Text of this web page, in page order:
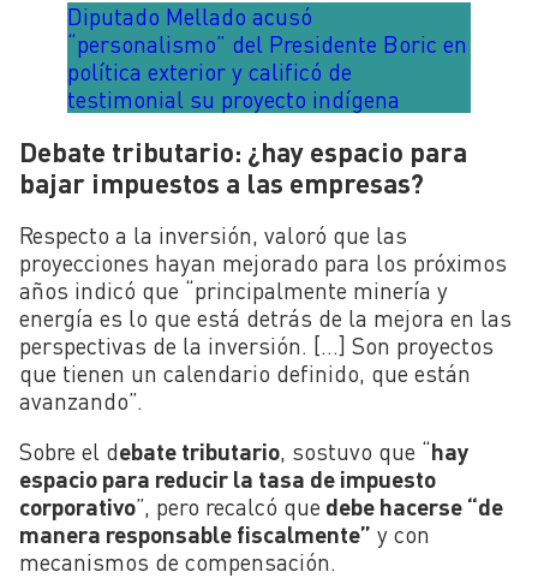
Diputado Mellado acusó
“personalismo” del Presidente Boric en
política exterior y calificó de
testimonial su proyecto indígena
Debate tributario: ¿hay espacio para
bajar impuestos a las empresas?
Respecto a la inversión, valoró que las
proyecciones hayan mejorado para los próximos
años indicó que “principalmente minería y
energía es lo que está detrás de la mejora en las
perspectivas de la inversión. […] Son proyectos
que tienen un calendario definido, que están
avanzando”.
Sobre el debate tributario, sostuvo que “hay
espacio para reducir la tasa de impuesto
corporativo”, pero recalcó que debe hacerse “de
manera responsable fiscalmente” y con
mecanismos de compensación.